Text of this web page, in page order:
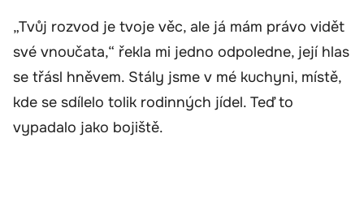
„Tvůj rozvod je tvoje věc, ale já mám právo vidět
své vnoučata,“ řekla mi jedno odpoledne, její hlas
se třásl hněvem. Stály jsme v mé kuchyni, místě,
kde se sdílelo tolik rodinných jídel. Teď to
vypadalo jako bojiště.